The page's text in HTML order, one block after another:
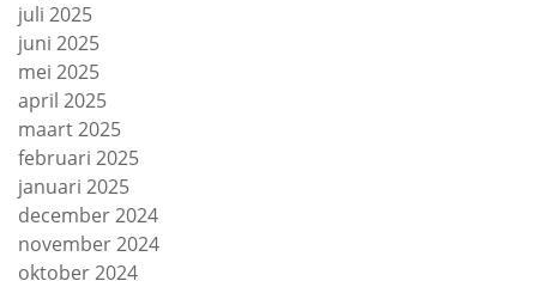
juli 2025
juni 2025
mei 2025
april 2025
maart 2025
februari 2025
januari 2025
december 2024
november 2024
oktober 2024